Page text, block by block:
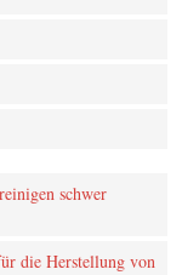
schwer
die Herstellung von